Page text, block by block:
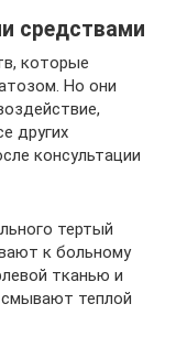
средствами
которые
Но они
других
консультации
тертый
к больному
тканью и
теплой